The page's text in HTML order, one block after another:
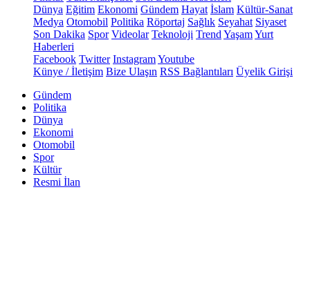
Dünya Eğitim Ekonomi Gündem Hayat İslam Kültür-Sanat
Medya Otomobil Politika Röportaj Sağlık Seyahat Siyaset
Son Dakika Spor Videolar Teknoloji Trend YaşamYurt
Haberleri
Facebook Twitter InstagramYoutube
Künye / İletişim Bize Ulaşın RSS Bağlantıları Üyelik Girişi
Gündem
Politika
Dünya
Ekonomi
Otomobil
Spor
Kültür
Resmi İlan